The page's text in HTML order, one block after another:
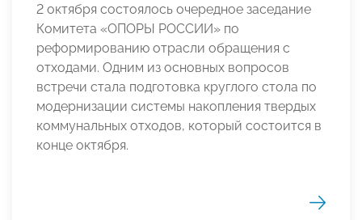
2 октября состоялось очередное заседание
Комитета «ОПОРЫ РОССИИ» по
реформированию отрасли обращения с
отходами. Одним из основных вопросов
встречи стала подготовка круглого стола по
модернизации системы накопления твердых
коммунальных отходов, который состоится в
конце октября.